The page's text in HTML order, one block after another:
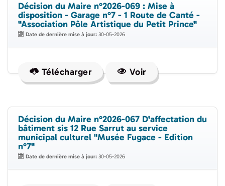
Décision du Maire n°2026-069 : Mise à
disposition - Garage n°7 - 1 Route de Canté -
"Association Pôle Artistique du Petit Prince"
Date de dernière mise à jour: 30-05-2026
Télécharger Voir
Décision du Maire n°2026-067 D'affectation du
bâtiment sis 12 Rue Sarrut au service
municipal culturel "Musée Fugace - Edition
n°7"
Date de dernière mise à jour: 30-05-2026